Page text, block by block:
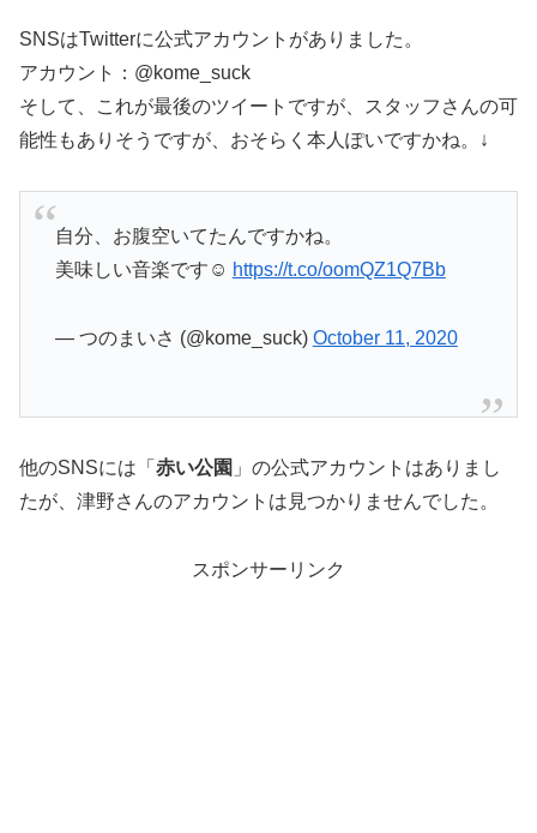
SNSはTwitterに公式アカウントがありました。
アカウント：@kome_suck
そして、これが最後のツイートですが、スタッフさんの可
能性もありそうですが、おそらく本人ぽいですかね。↓
自分、お腹空いてたんですかね。
美味しい音楽です☺️ https://t.co/oomQZ1Q7Bb
— つのまいさ (@kome_suck) October 11, 2020
他のSNSには「 赤い公園 」の公式アカウントはありまし
たが、津野さんのアカウントは見つかりませんでした。
スポンサーリンク